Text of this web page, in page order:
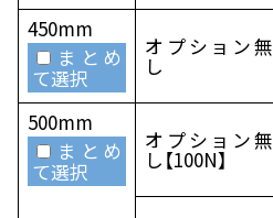
450mm
まとめ
て選択
オプション無
し
500mm
まとめ
て選択
オプション無
し【100N】